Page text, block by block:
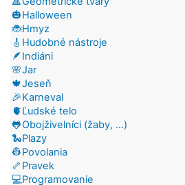
🎃Halloween
🐞Hmyz
🎸Hudobné nástroje
🪶Indiáni
🌸Jar
🍁Jeseň
🎉Karneval
🫀Ľudské telo
🐸Obojživelníci (žaby, ...)
🐍Plazy
👷Povolania
🦴Pravek
💻Programovanie